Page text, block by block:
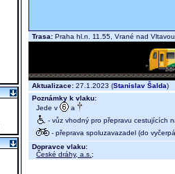
Trasa: Praha hl.n. 11.55, Vrané nad
Aktualizace: 27.1.2023 (Stanislav Šalda)
Poznámky k vlaku:
Jede v
a
- vůz vhodný pro přepravu cestujících
- přeprava spoluzavazadel (do
Dopravce vlaku:
České dráhy, a.s. ;